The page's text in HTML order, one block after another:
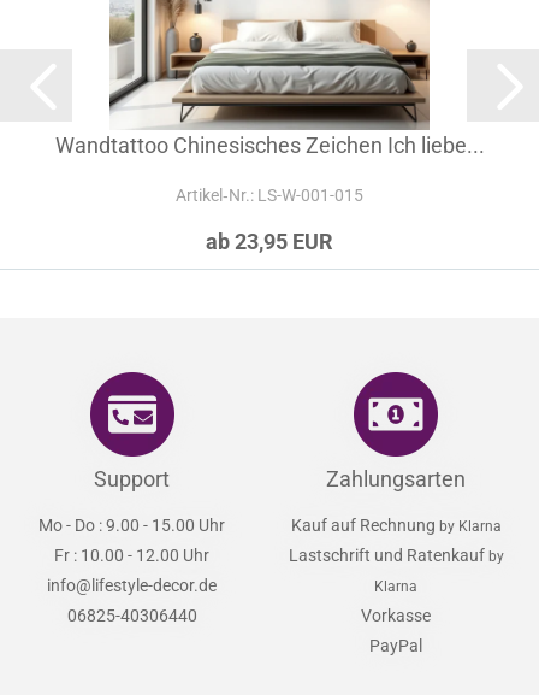
Wandtattoo Chinesisches Zeichen Ich liebe...
Artikel‑Nr.: LS-W-001-015
ab 23,95 EUR
Support
Mo - Do : 9.00 - 15.00 Uhr
Fr : 10.00 - 12.00 Uhr
info@lifestyle-decor.de
06825-40306440
Zahlungsarten
Kauf auf Rechnung by Klarna
Lastschrift und Ratenkauf by
Klarna
Vorkasse
PayPal